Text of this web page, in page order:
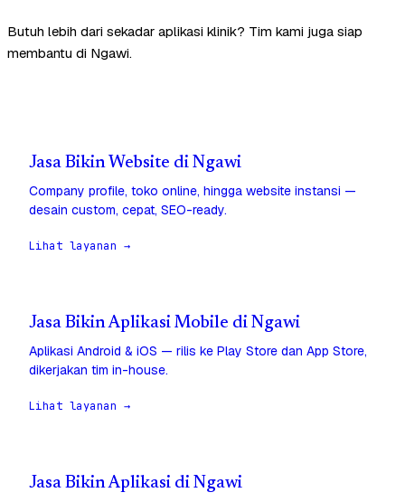
Butuh lebih dari sekadar aplikasi klinik? Tim kami juga siap
membantu di Ngawi.
Jasa Bikin Website di Ngawi
Company profile, toko online, hingga website instansi —
desain custom, cepat, SEO-ready.
Lihat layanan →
Jasa Bikin Aplikasi Mobile di Ngawi
Aplikasi Android & iOS — rilis ke Play Store dan App Store,
dikerjakan tim in-house.
Lihat layanan →
Jasa Bikin Aplikasi di Ngawi